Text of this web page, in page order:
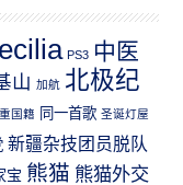
PS3 中医
山 加航 北极纪
国籍 同一首歌 圣诞灯屋
新疆杂技团员脱队
宝 熊猫 熊猫外交